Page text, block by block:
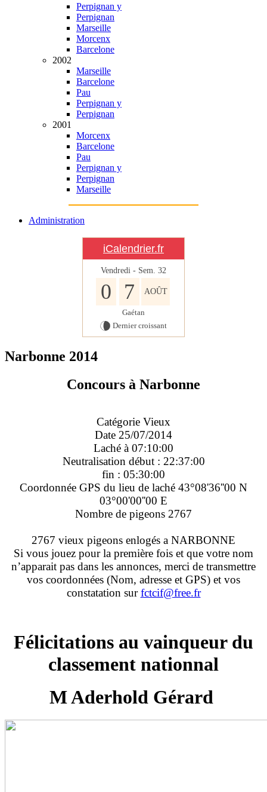
Perpignan y
Perpignan
Marseille
Morcenx
Barcelone
2002
Marseille
Barcelone
Pau
Perpignan y
Perpignan
2001
Morcenx
Barcelone
Pau
Perpignan y
Perpignan
Marseille
Administration
iCalendrier.fr
Vendredi - Sem. 32
0 7 AOÛT
Gaétan
Dernier croissant
Narbonne 2014
Concours à Narbonne
Catégorie Vieux
Date 25/07/2014
Laché à 07:10:00
Neutralisation début : 22:37:00
fin : 05:30:00
Coordonnée GPS du lieu de laché 43°08'36''00 N
03°00'00''00 E
Nombre de pigeons 2767
2767 vieux pigeons enlogés a NARBONNE
Si vous jouez pour la première fois et que votre nom
n’apparait pas dans les annonces, merci de transmettre
vos coordonnées (Nom, adresse et GPS) et vos
constatation surfctcif@free.fr
Félicitations au vainqueur du
classement nationnal
M Aderhold Gérard